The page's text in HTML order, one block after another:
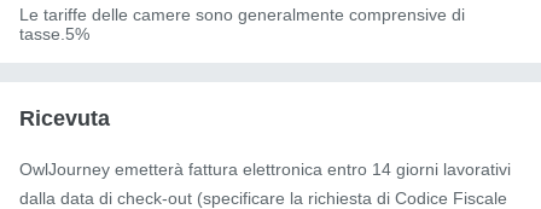
Le tariffe delle camere sono generalmente comprensive di
tasse.5%
Ricevuta
OwlJourney emetterà fattura elettronica entro 14 giorni lavorativi
dalla data di check-out (specificare la richiesta di Codice Fiscale